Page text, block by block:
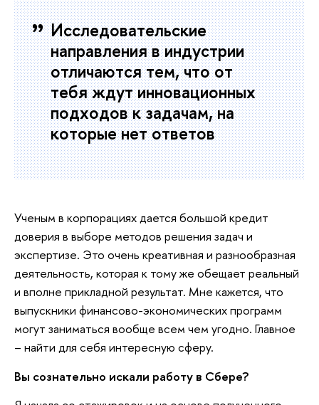
Исследовательские
направления в индустрии
отличаются тем, что от
тебя ждут инновационных
подходов к задачам, на
которые нет ответов
Ученым в корпорациях дается большой кредит
доверия в выборе методов решения задач и
экспертизе. Это очень креативная и разнообразная
деятельность, которая к тому же обещает реальный
и вполне прикладной результат. Мне кажется, что
выпускники финансово-экономических программ
могут заниматься вообще всем чем угодно. Главное
– найти для себя интересную сферу.
Вы сознательно искали работу в Сбере?